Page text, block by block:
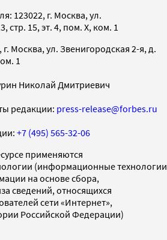
123022, г. Москва, ул.
стр. 15, эт. 4, пом. X, ком. 1
Москва, ул. Звенигородская 2-я, д.
1
Николай Дмитриевич
редакции: press-release@forbes.ru
+7 (495) 565-32-06
применяются
(информационные технологии
на основе сбора,
сведений, относящихся
сети «Интернет»,
Российской Федерации)